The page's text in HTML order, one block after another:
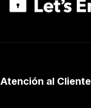
Atención al Cliente